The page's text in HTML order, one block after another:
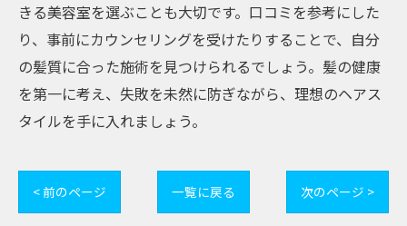
きる美容室を選ぶことも大切です。口コミを参考にした
り、事前にカウンセリングを受けたりすることで、自分
の髪質に合った施術を見つけられるでしょう。髪の健康
を第一に考え、失敗を未然に防ぎながら、理想のヘアス
タイルを手に入れましょう。
< 前のページ 一覧に戻る 次のページ >